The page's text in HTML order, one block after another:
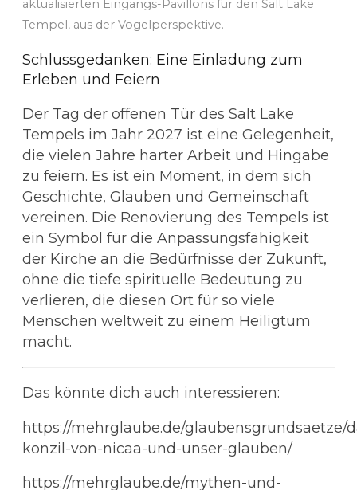
aktualisierten Eingangs-Pavillons für den Salt Lake
Tempel, aus der Vogelperspektive.
Schlussgedanken: Eine Einladung zum
Erleben und Feiern
Der Tag der offenen Tür des Salt Lake
Tempels im Jahr 2027 ist eine Gelegenheit,
die vielen Jahre harter Arbeit und Hingabe
zu feiern. Es ist ein Moment, in dem sich
Geschichte, Glauben und Gemeinschaft
vereinen. Die Renovierung des Tempels ist
ein Symbol für die Anpassungsfähigkeit
der Kirche an die Bedürfnisse der Zukunft,
ohne die tiefe spirituelle Bedeutung zu
verlieren, die diesen Ort für so viele
Menschen weltweit zu einem Heiligtum
macht.
Das könnte dich auch interessieren:
https://mehrglaube.de/glaubensgrundsaetze/
konzil-von-nicaa-und-unser-glauben/
https://mehrglaube.de/mythen-und-